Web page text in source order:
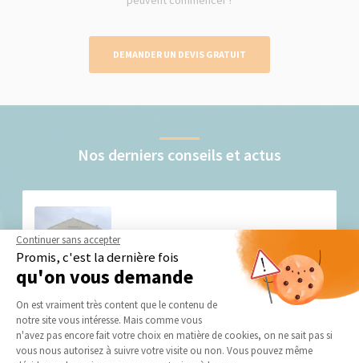
DEMANDER UN DEVIS GRATUIT
Nos derniers conseils et actus
Préparez l'hiver par des travaux d'isolation
extérieure à Valence (26)
Continuer sans accepter
Promis, c'est la dernière fois
qu'on vous demande
Plateforme de Gestion du
On est vraiment très content que le contenu de
notre site vous intéresse. Mais comme vous
n'avez pas encore fait votre choix en matière de cookies, on ne sait pas si
vous nous autorisez à suivre votre visite ou non. Vous pouvez même
Axeptio consent